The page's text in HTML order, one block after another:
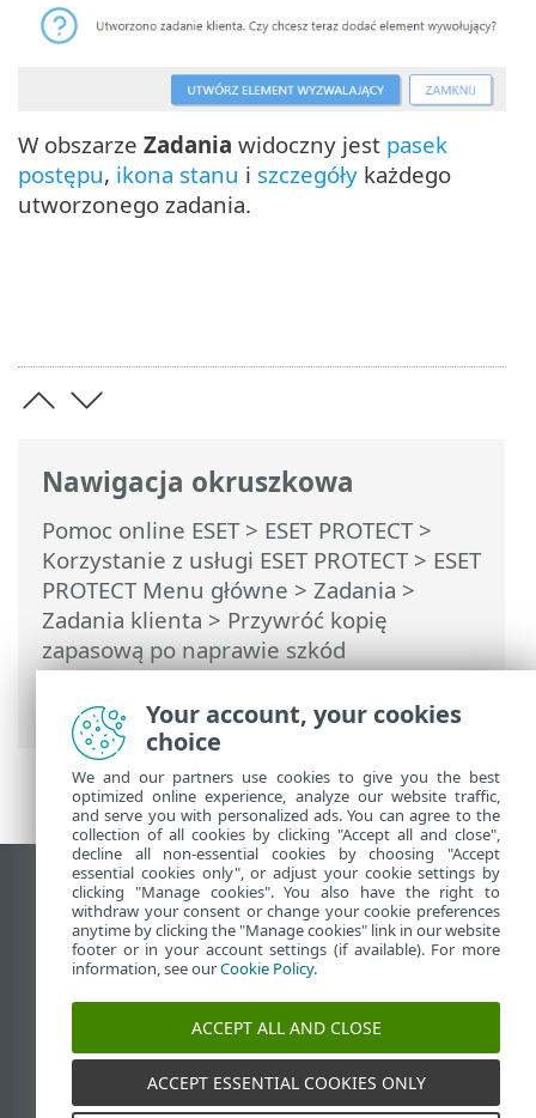
Nawigacja okruszkowa
Pomoc online ESET> ESET PROTECT>
Korzystanie z usługi ESET PROTECT> ESET
PROTECT Menu główne > Zadania >
Zadania klienta > Przywróć kopię
zapasową po naprawie szkód
wyrządzonych przez oprogramowanie
wymuszające okup
W obszarze Zadania widoczny jest pasek
postępu, ikona stanu i szczegóły każdego
utworzonego zadania.
Wyświetl witrynę internetową dla
komputerów
End of Life
Baza wiedzy ESET
Forum ESET
ESET Status Portal
Pomoc regionalna
Your account, your cookies
choice
We and our partners use cookies to give you the best
optimized online experience, analyze our website traffic,
and serve you with personalized ads. You can agree to the
collection of all cookies by clicking "Accept all and close",
decline all non-essential cookies by choosing "Accept
essential cookies only", or adjust your cookie settings by
clicking "Manage cookies". You also have the right to
withdraw your consent or change your cookie preferences
anytime by clicking the "Manage cookies" link in our website
footer or in your account settings (if available). For more
information, see ourCookie Policy.
ACCEPT ALL AND CLOSE
ACCEPT ESSENTIAL COOKIES ONLY